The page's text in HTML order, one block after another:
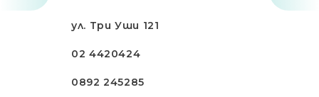
ул. Три Уши 121
02 4420424
0892 245285